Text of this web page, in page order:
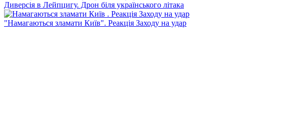
Диверсія в Лейпцигу. Дрон біля українського літака
"Намагаються зламати Київ". Реакція Заходу на удар